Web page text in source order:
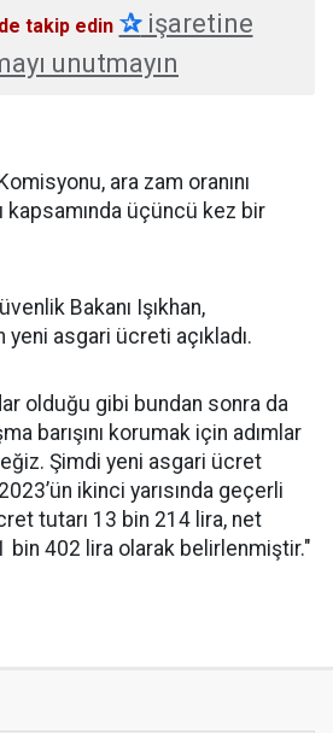
takip edin ✰işaretine
unutmayın
ara zam oranını
kapsamında üçüncü kez bir
Bakanı Işıkhan,
yeni asgari ücreti açıkladı.
olduğu gibi bundan sonra da
barışını korumak için adımlar
Şimdi yeni asgari ücret
ikinci yarısında geçerli
tutarı 13 bin 214 lira, net
bin 402 lira olarak belirlenmiştir."